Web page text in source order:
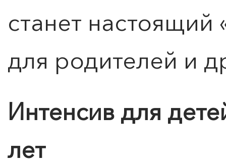
станет
для родителей и
Интенсив для
лет